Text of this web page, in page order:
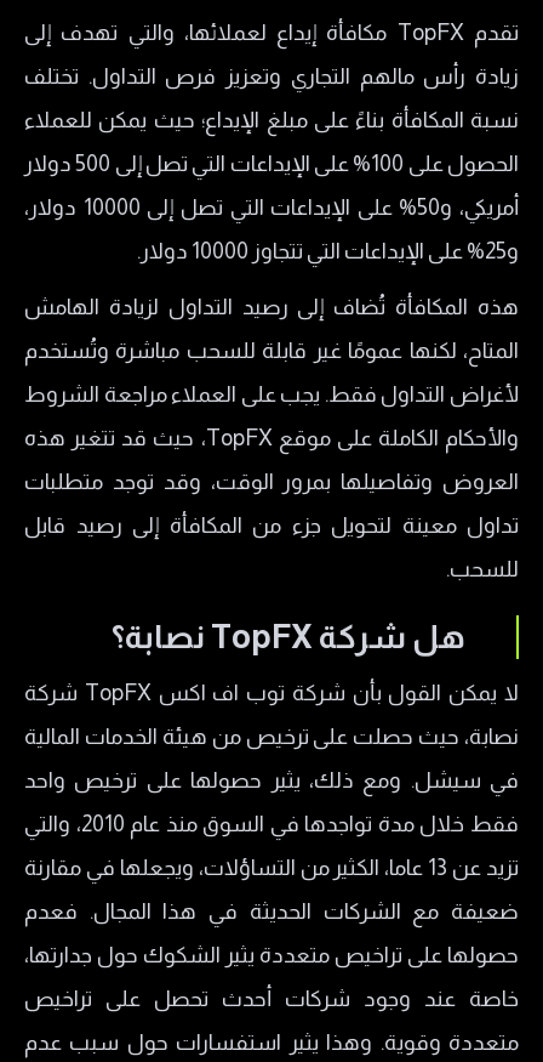
تقدم TopFX مكافأة إيداع لعملائها، والتي تهدف إلى
زيادة رأس مالهم التجاري وتعزيز فرص التداول. تختلف
نسبة المكافأة بناءً على مبلغ الإيداع؛ حيث يمكن للعملاء
الحصول على 100% على الإيداعات التي تصل إلى 500 دولار
أمريكي، و50% على الإيداعات التي تصل إلى 10000 دولار،
و25% على الإيداعات التي تتجاوز 10000 دولار.
هذه المكافأة تُضاف إلى رصيد التداول لزيادة الهامش
المتاح، لكنها عمومًا غير قابلة للسحب مباشرة وتُستخدم
لأغراض التداول فقط. يجب على العملاء مراجعة الشروط
والأحكام الكاملة على موقع TopFX، حيث قد تتغير هذه
العروض وتفاصيلها بمرور الوقت، وقد توجد متطلبات
تداول معينة لتحويل جزء من المكافأة إلى رصيد قابل
للسحب.
هل شركة TopFX نصابة؟
لا يمكن القول بأن شركة توب اف اكس TopFX شركة
نصابة، حيث حصلت على ترخيص من هيئة الخدمات المالية
في سيشل. ومع ذلك، يثير حصولها على ترخيص واحد
فقط خلال مدة تواجدها في السوق منذ عام 2010، والتي
تزيد عن 13 عاما، الكثير من التساؤلات، ويجعلها في مقارنة
ضعيفة مع الشركات الحديثة في هذا المجال. فعدم
حصولها على تراخيص متعددة يثير الشكوك حول جدارتها،
خاصة عند وجود شركات أحدث تحصل على تراخيص
متعددة وقوية. وهذا يثير استفسارات حول سبب عدم